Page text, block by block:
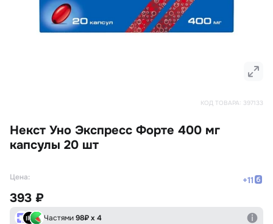
КОД ТОВАРА: 397133
Некст Уно Экспресс Форте 400 мг
капсулы 20 шт
Цена: +11
393 ₽
Частями98₽ х 4